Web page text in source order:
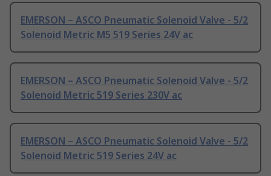
EMERSON – ASCO Pneumatic Solenoid Valve - 5/2
Solenoid Metric M5 519 Series 24V ac
EMERSON – ASCO Pneumatic Solenoid Valve - 5/2
Solenoid Metric 519 Series 230V ac
EMERSON – ASCO Pneumatic Solenoid Valve - 5/2
Solenoid Metric 519 Series 24V ac